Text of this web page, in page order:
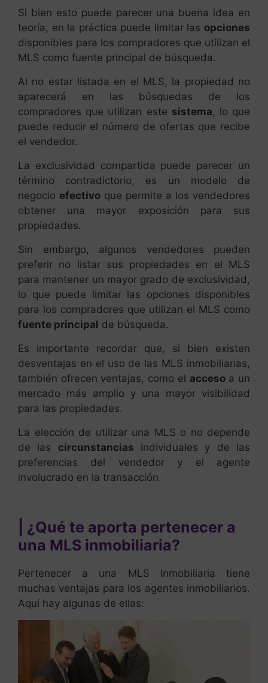
Si bien esto puede parecer una buena idea en
teoría, en la práctica puede limitar las opciones
disponibles para los compradores que utilizan el
MLS como fuente principal de búsqueda.
Al no estar listada en el MLS, la propiedad no
aparecerá en las búsquedas de los
compradores que utilizan este sistema, lo que
puede reducir el número de ofertas que recibe
el vendedor.
La exclusividad compartida puede parecer un
término contradictorio, es un modelo de
negocio efectivo que permite a los vendedores
obtener una mayor exposición para sus
propiedades.
Sin embargo, algunos vendedores pueden
preferir no listar sus propiedades en el MLS
para mantener un mayor grado de exclusividad,
lo que puede limitar las opciones disponibles
para los compradores que utilizan el MLS como
fuente principal de búsqueda.
Es importante recordar que, si bien existen
desventajas en el uso de las MLS inmobiliarias,
también ofrecen ventajas, como el accesoa un
mercado más amplio y una mayor visibilidad
para las propiedades.
La elección de utilizar una MLS o no depende
de las circunstancias individuales y de las
preferencias del vendedor y el agente
involucrado en la transacción.
| ¿Qué te aporta pertenecer a
una MLS inmobiliaria?
Pertenecer a una MLS Inmobiliaria tiene
muchas ventajas para los agentes inmobiliarios.
Aquí hay algunas de ellas: